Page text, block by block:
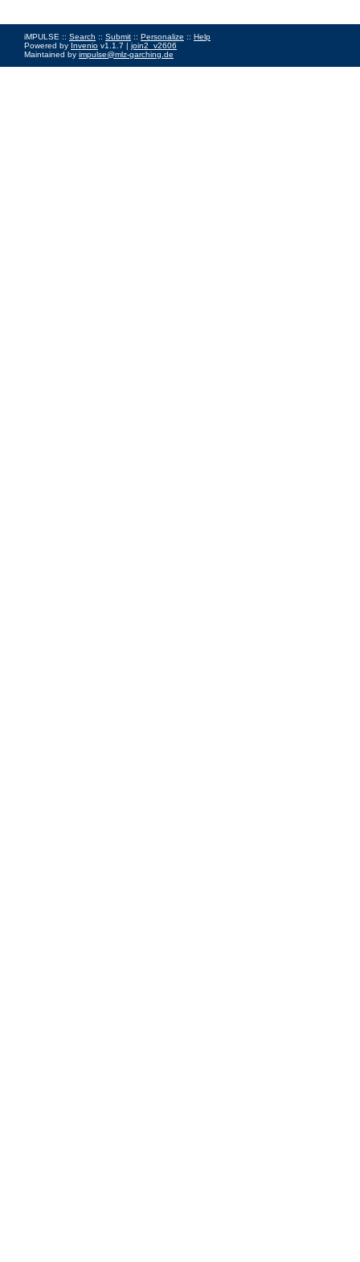
iMPULSE :: Search :: Submit :: Personalize :: Help
Powered by Invenio v1.1.7 | join2_v2606
Maintained by impulse@mlz-garching.de